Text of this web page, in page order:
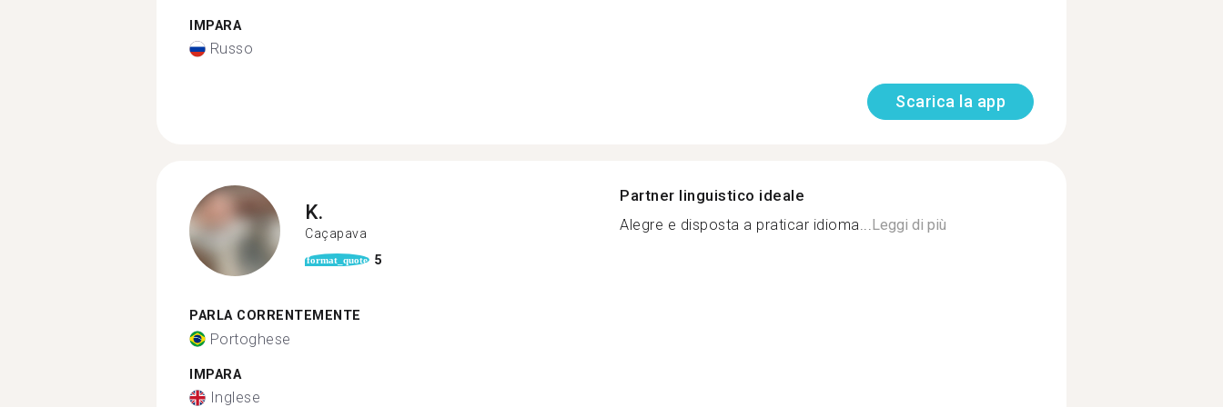
IMPARA
Russo
Scarica la app
K.
Caçapava
format_quote 5
PARLA CORRENTEMENTE
Portoghese
IMPARA
Inglese
Partner linguistico ideale
Alegre e disposta a praticar idioma...Leggi di più